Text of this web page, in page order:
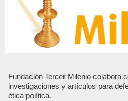
Fundación Tercer Milenio colabora
investigaciones y artículos para
ética política.